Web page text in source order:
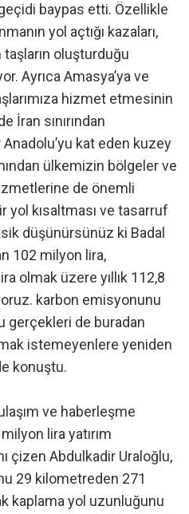
baypas etti. Özellikle
yol açtığı kazaları,
oluşturduğu
Ayrıca Amasya’ya ve
hizmet etmesinin
İran sınırından
Anadolu’yu kat eden kuzey
ülkemizin bölgeler ve
de önemli
yol kısaltması ve tasarruf
düşünürsünüz ki Badal
102 milyon lira,
olmak üzere yıllık 112,8
karbon emisyonunu
gerçekleri de buradan
istemeyenlere yeniden
konuştu.
ve haberleşme
lira yatırım
çizen Abdulkadir Uraloğlu,
29 kilometreden 271
kaplama yol uzunluğunu